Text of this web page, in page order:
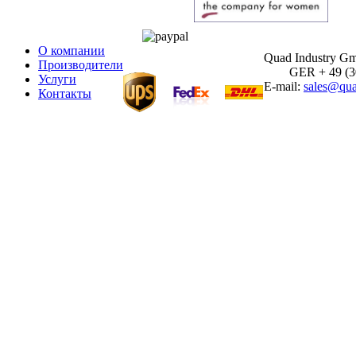
О компании
Производители
Услуги
Контакты
Quad Industry
GER + 49
E-mail: